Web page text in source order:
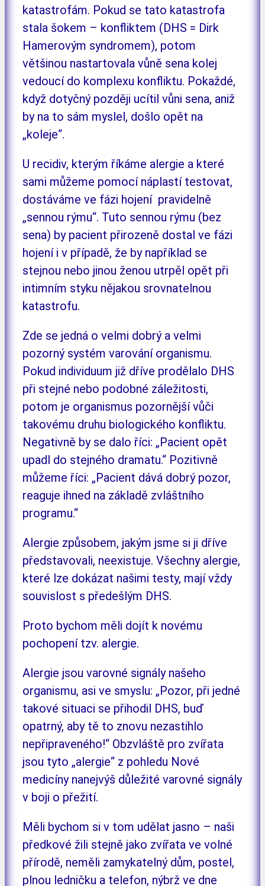
katastrofám. Pokud se tato katastrofa
stala šokem – konfliktem (DHS = Dirk
Hamerovým syndromem), potom
většinou nastartovala vůně sena kolej
vedoucí do komplexu konfliktu. Pokaždé,
když dotyčný později ucítil vůni sena, aniž
by na to sám myslel, došlo opět na
„koleje“.
U recidiv, kterým říkáme alergie a které
sami můžeme pomocí náplastí testovat,
dostáváme ve fázi hojení pravidelně
„sennou rýmu“. Tuto sennou rýmu (bez
sena) by pacient přirozeně dostal ve fázi
hojení i v případě, že by například se
stejnou nebo jinou ženou utrpěl opět při
intimním styku nějakou srovnatelnou
katastrofu.
Zde se jedná o velmi dobrý a velmi
pozorný systém varování organismu.
Pokud individuum již dříve prodělalo DHS
při stejné nebo podobné záležitosti,
potom je organismus pozornější vůči
takovému druhu biologického konfliktu.
Negativně by se dalo říci: „Pacient opět
upadl do stejného dramatu.“ Pozitivně
můžeme říci: „Pacient dává dobrý pozor,
reaguje ihned na základě zvláštního
programu.“
Alergie způsobem, jakým jsme si ji dříve
představovali, neexistuje. Všechny alergie,
které lze dokázat našimi testy, mají vždy
souvislost s předešlým DHS.
Proto bychom měli dojít k novému
pochopení tzv. alergie.
Alergie jsou varovné signály našeho
organismu, asi ve smyslu: „Pozor, při jedné
takové situaci se přihodil DHS, buď
opatrný, aby tě to znovu nezastihlo
nepřipraveného!“ Obzvláště pro zvířata
jsou tyto „alergie“ z pohledu Nové
medicíny nanejvýš důležité varovné signály
v boji o přežití.
Měli bychom si v tom udělat jasno – naši
předkové žili stejně jako zvířata ve volné
přírodě, neměli zamykatelný dům, postel,
plnou ledničku a telefon, nýbrž ve dne